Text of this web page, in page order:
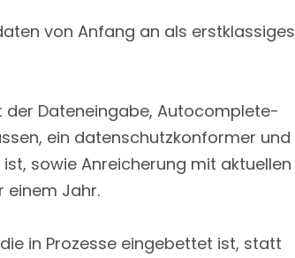
von Anfang an als erstklassiges
der Dateneingabe, Autocomplete-
ein datenschutzkonformer und
sowie Anreicherung mit aktuellen
einem Jahr.
in Prozesse eingebettet ist, statt